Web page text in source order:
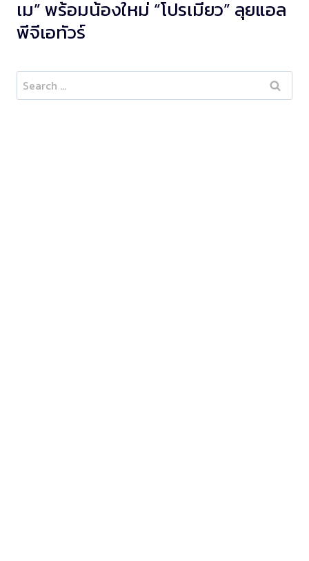
เม” พร้อมน้องใหม่ “โปรเมียว” ลุยแอล
พีจีเอทัวร์
Search
for: